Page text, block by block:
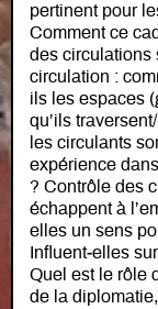
pertinent pour
Comment ce
des circulations
circulation :
ils les espaces
qu’ils
les circulants
expérience
? Contrôle des
échappent à
elles un sens
Influent‐elles
Quel est le rôle
de la